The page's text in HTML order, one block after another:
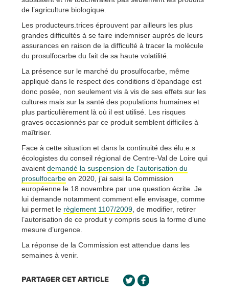
de l’agriculture biologique.
Les producteurs.trices éprouvent par ailleurs les plus
grandes difficultés à se faire indemniser auprès de leurs
assurances en raison de la difficulté à tracer la molécule
du prosulfocarbe du fait de sa haute volatilité.
La présence sur le marché du prosulfocarbe, même
appliqué dans le respect des conditions d’épandage est
donc posée, non seulement vis à vis de ses effets sur les
cultures mais sur la santé des populations humaines et
plus particulièrement là où il est utilisé. Les risques
graves occasionnés par ce produit semblent difficiles à
maîtriser.
Face à cette situation et dans la continuité des élu.e.s
écologistes du conseil régional de Centre-Val de Loire qui
avaient demandé la suspension de l’autorisation du
prosulfocarbe en 2020, j’ai saisi la Commission
européenne le 18 novembre par une question écrite. Je
lui demande notamment comment elle envisage, comme
lui permet le règlement 1107/2009 , de modifier, retirer
l’autorisation de ce produit y compris sous la forme d’une
mesure d’urgence.
La réponse de la Commission est attendue dans les
semaines à venir.
PARTAGER CET ARTICLE